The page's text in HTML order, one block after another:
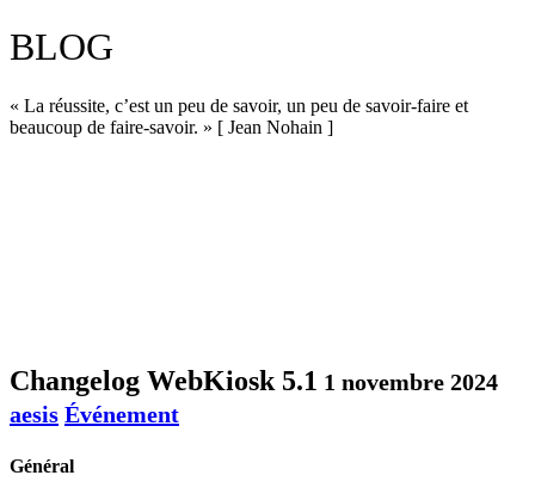
BLOG
« La réussite, c’est un peu de savoir, un peu de savoir-faire et
beaucoup de faire-savoir. » [ Jean Nohain ]
Changelog WebKiosk 5.1 1 novembre 2024
aesis Événement
Général